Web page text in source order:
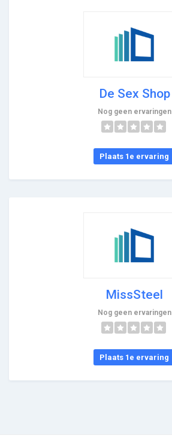
De Sex Shop
Nog geen ervaringen
Plaats 1e ervaring
MissSteel
Nog geen ervaringen
Plaats 1e ervaring